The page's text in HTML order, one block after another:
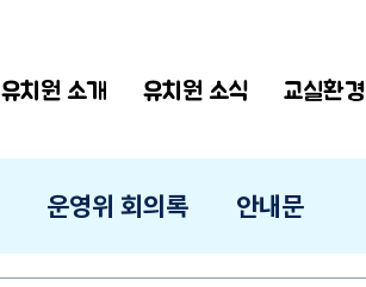
유치원 소개 유치원 소식 교실환경
운영위 회의록 안내문